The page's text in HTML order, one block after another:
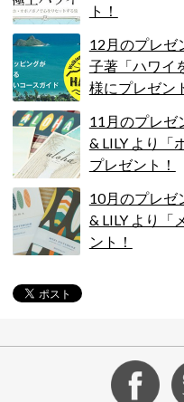
ト！
12月のプレゼ
子著「ハワイ
様にプレゼン
11月のプレゼ
& LILY より「
プレゼント！
10月のプレゼ
& LILY より「
ント！